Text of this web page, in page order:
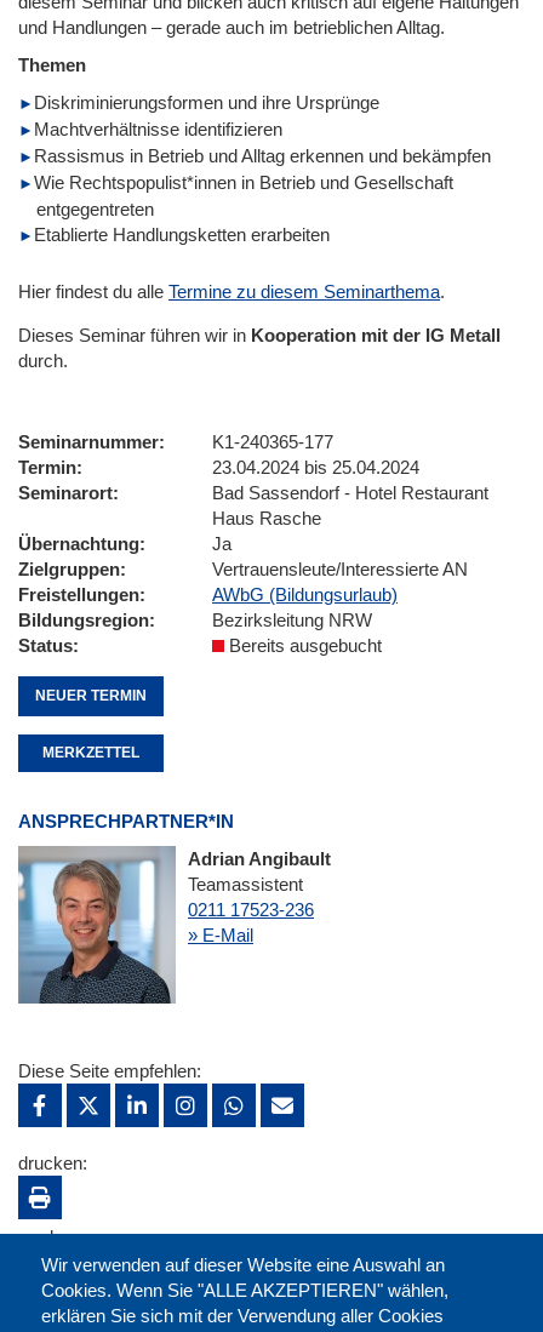
und Handlungen – gerade auch im betrieblichen Alltag.
Themen
Diskriminierungsformen und ihre Ursprünge
Machtverhältnisse identifizieren
Rassismus in Betrieb und Alltag erkennen und bekämpfen
Wie Rechtspopulist*innen in Betrieb und Gesellschaft
entgegentreten
Etablierte Handlungsketten erarbeiten
Hier findest du alle Termine zu diesem Seminarthema.
Dieses Seminar führen wir in Kooperation mit der IG Metall
durch.
Seminarnummer
K1-240365-177
Termin
23.04.2024 bis 25.04.2024
Seminarort
Bad Sassendorf - Hotel Restaurant
Haus Rasche
Übernachtung
Ja
Zielgruppen
Vertrauensleute/Interessierte AN
Freistellungen
AWbG (Bildungsurlaub)
Bildungsregion
Bezirksleitung NRW
Status
Bereits ausgebucht
NEUER TERMIN
MERKZETTEL
ANSPRECHPARTNER*IN
Adrian Angibault
Teamassistent
0211 17523-236
» E-Mail
Wir verwenden auf dieser Website eine Auswahl an
Cookies. Wenn Sie "ALLE AKZEPTIEREN" wählen,
erklären Sie sich mit der Verwendung aller Cookies
Diese Seite empfehlen:
drucken:
merken: